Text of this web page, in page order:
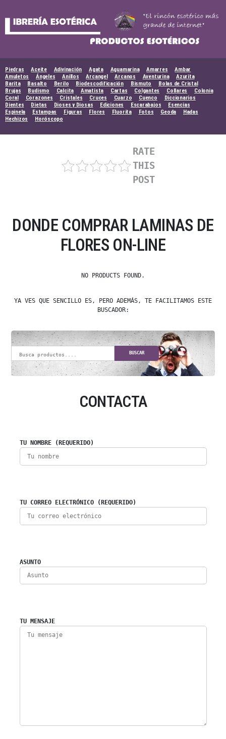
Piedras Aceite Adivinación Agata Aguamarina Amarres
Ambar
Amuletos
Ángeles Anillos Arcangel Arcanos Aventurina
Azurita
Barita
Basalto Berilo Biodescodificación Bismuto
Bolas de Cristal
Brujas
Budismo Calcita Amatista Cartas Colgantes Collares
Colonia
Coral
Corazones Cristales Cruces Cuarzo Cuenco
Diccionarios
Dientes
Dietas Dioses y Diosas Ediciones Escarabajos
Esencias
Espinela
Estampas Figuras Flores Fluorita Fotos Geoda
Hadas
Hechizos
Horóscopo
RATE
THIS
POST
DONDE COMPRAR LAMINAS DE
FLORES ON-LINE
NO PRODUCTS FOUND.
YA VES QUE SENCILLO ES, PERO ADEMÁS, TE FACILITAMOS ESTE
BUSCADOR:
BUSCAR
CONTACTA
TU NOMBRE (REQUERIDO)
TU CORREO ELECTRÓNICO (REQUERIDO)
ASUNTO
TU MENSAJE